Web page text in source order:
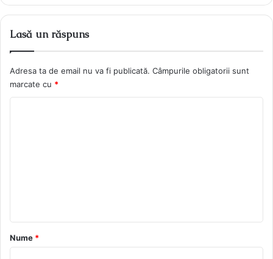
Lasă un răspuns
Adresa ta de email nu va fi publicată. Câmpurile obligatorii sunt
marcate cu *
rNume *